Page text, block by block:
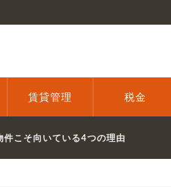
賃貸管理 税金
こそ向いている4つの理由